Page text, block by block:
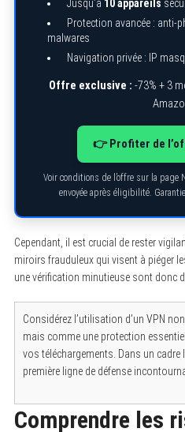
Jusqu’à 10 appareils
Protection avancée : anti-
malwares
Navigation privée : IP
Offre exclusive : -73% + 3
👉 Profiter de
Voir conditions de l’offre sur la page
envoyée après éligibilité.
Cependant, il est crucial de rester
miroirs frauduleux qui visent à piéger
une vérification minutieuse sont donc
Considérez l’utilisation d’un VPN
mais comme une protection
vos téléchargements. Dans un cadre
première ligne de défense
Comprendre les